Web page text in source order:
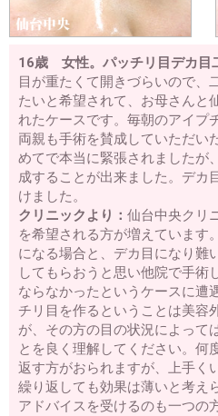
16歳 女性。パッチリ目デカ目
目が重たくて開きづらいので、
たいと希望されて、お母さんと
れたケースです。毎朝のアイプ
両親も手術を賛成していただい
めてで本当に緊張されましたが
成することが出来ました。デカ
けました。
クリニックより： 仙台中央クリ
を希望される方が増えています
になる場合と、デカ目になり難
してもらおうと思い他院で手術
ならなかったというケースに遭
チリ目を作るということは美容
が、その方の目の状況によって
とを良く理解してください。何
返す方がおられますが、上手く
繰り返しても効果は薄いと考え
アドバイスを受けるのも一つの